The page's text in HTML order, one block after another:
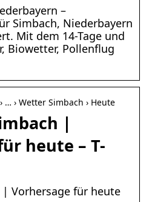
–
Simbach, Niederbayern
Mit dem 14-Tage und
Biowetter, Pollenflug
› Wetter Simbach › Heute
|
heute – T-
Vorhersage für heute